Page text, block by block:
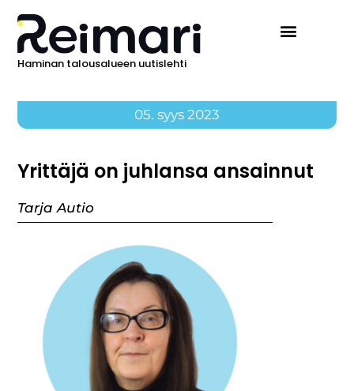
Haminan talousalueen uutislehti
05. syys 2023
Yrittäjä on juhlansa ansainnut
Tarja Autio